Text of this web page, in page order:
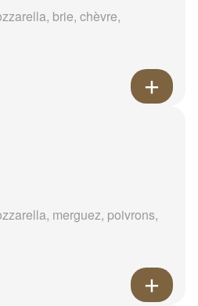
brie, chèvre,
merguez, poivrons,